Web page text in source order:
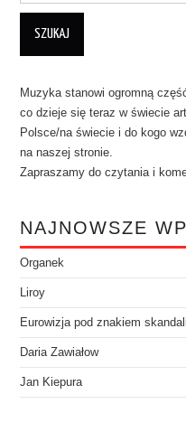
Muzyka stanowi ogromną
co dzieje się teraz w świecie
Polsce/na świecie i do kogo
na naszej stronie.
Zapraszamy do czytania i
NAJNOWSZE
Organek
Liroy
Eurowizja pod znakiem skandali
Daria Zawiałow
Jan Kiepura